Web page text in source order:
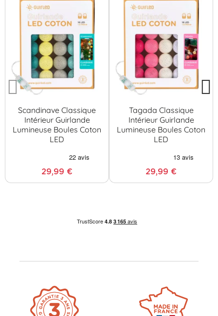
Scandinave Classique
Intérieur Guirlande
Lumineuse Boules Coton
LED
29,99 €
Tagada Classique
Intérieur Guirlande
Lumineuse Boules Coton
LED
29,99 €